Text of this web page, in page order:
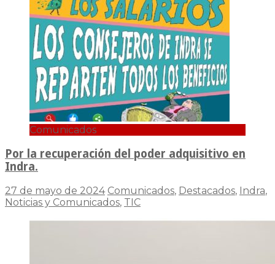
Comunicados
Por la recuperación del poder adquisitivo en
Indra.
27 de mayo de 2024 Comunicados, Destacados, Indra,
Noticias y Comunicados, TIC